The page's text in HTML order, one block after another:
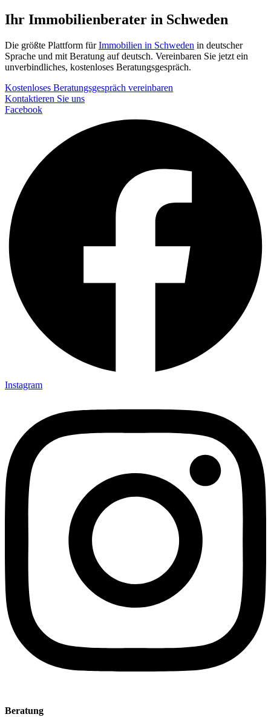
Ihr Immobilienberater in Schweden
Die größte Plattform fürImmobilien in Schweden in deutscher
Sprache und mit Beratung auf deutsch. Vereinbaren Sie jetzt ein
unverbindliches, kostenloses Beratungsgespräch.
Kostenloses Beratungsgespräch vereinbaren
Kontaktieren Sie uns
Facebook
Instagram
Beratung